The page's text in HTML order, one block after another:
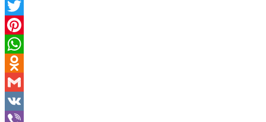
Facebook
Twitter
Pinterest
WhatsApp
Odnoklassniki
Gmail